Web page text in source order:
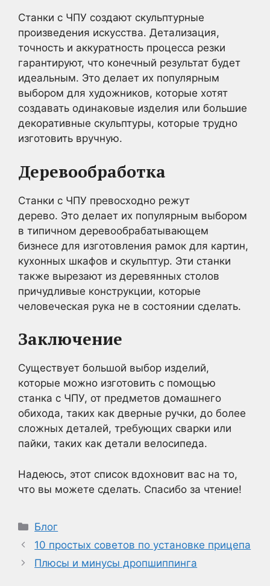
Станки с ЧПУ создают скульптурные
произведения искусства. Детализация,
точность и аккуратность процесса резки
гарантируют, что конечный результат будет
идеальным. Это делает их популярным
выбором для художников, которые хотят
создавать одинаковые изделия или большие
декоративные скульптуры, которые трудно
изготовить вручную.
Деревообработка
Станки с ЧПУ превосходно режут
дерево. Это делает их популярным выбором
в типичном деревообрабатывающем
бизнесе для изготовления рамок для картин,
кухонных шкафов и скульптур. Эти станки
также вырезают из деревянных столов
причудливые конструкции, которые
человеческая рука не в состоянии сделать.
Заключение
Существует большой выбор изделий,
которые можно изготовить с помощью
станка с ЧПУ, от предметов домашнего
обихода, таких как дверные ручки, до более
сложных деталей, требующих сварки или
пайки, таких как детали велосипеда.
Надеюсь, этот список вдохновит вас на то,
что вы можете сделать. Спасибо за чтение!
Рубрики
Блог
10 простых советов по установке прицепа
Плюсы и минусы дропшиппинга